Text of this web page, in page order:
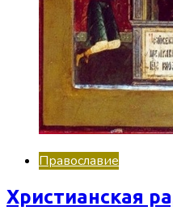
Православие
Христианская